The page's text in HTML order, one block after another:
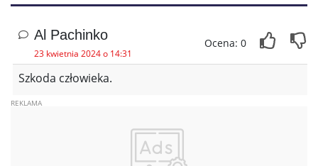
Al Pachinko
23 kwietnia 2024 o 14:31
Ocena: 0
Szkoda człowieka.